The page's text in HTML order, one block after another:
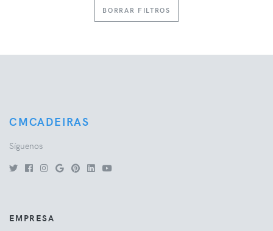
BORRAR FILTROS
CMCADEIRAS
Síguenos
EMPRESA